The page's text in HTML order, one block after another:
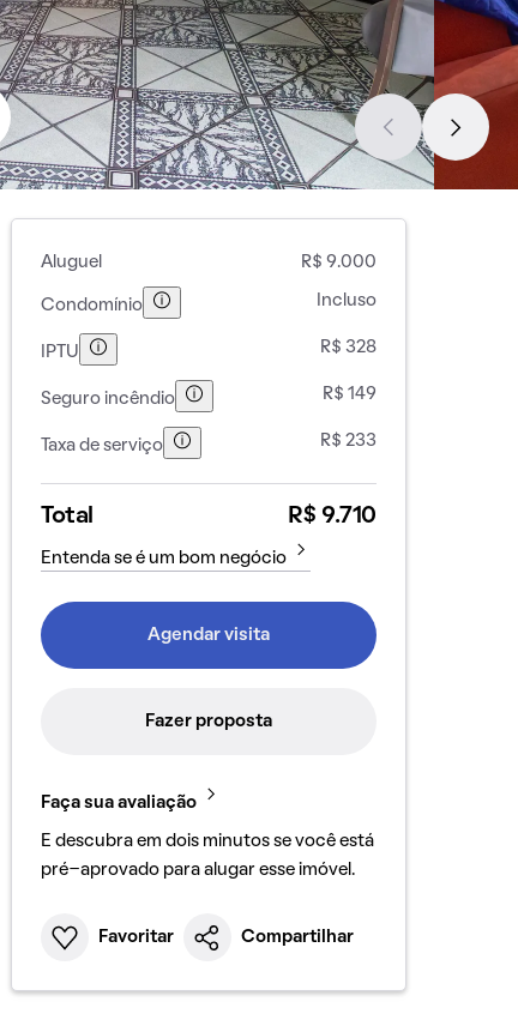
Aluguel R$ 9.000
Condomínio Incluso
IPTU R$ 328
Seguro incêndio R$ 149
Taxa de serviço R$ 233
Total R$ 9.710
Entenda se é um bom negócio
Agendar visita
Fazer proposta
Faça sua avaliação
E descubra em dois minutos se você está
pré-aprovado para alugar esse imóvel.
Favoritar Compartilhar